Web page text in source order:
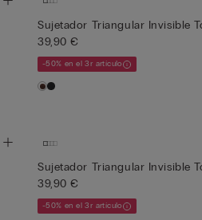
Sujetador Triangular Invisible
39,90 €
-50% en el 3r artículo
Sujetador Triangular Invisible
39,90 €
-50% en el 3r artículo